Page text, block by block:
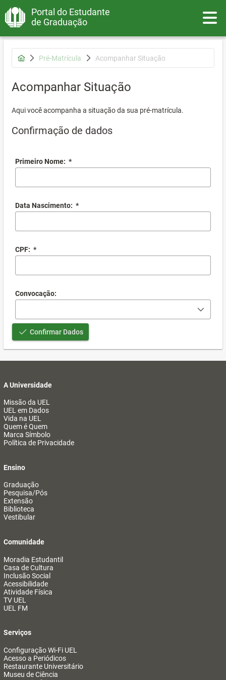
Portal do Estudante
de Graduação
Pré-Matrícula Acompanhar Situação
Acompanhar Situação
Aqui você acompanha a situação da sua pré-matrícula.
Confirmação de dados
Primeiro Nome: *
Data Nascimento: *
CPF: *
Convocação:
Confirmar Dados
A Universidade
Missão da UEL
UEL em Dados
Vida na UEL
Quem é Quem
Marca Símbolo
Política de Privacidade
Ensino
Graduação
Pesquisa/Pós
Extensão
Biblioteca
Vestibular
Comunidade
Moradia Estudantil
Casa de Cultura
Inclusão Social
Acessibilidade
Atividade Física
TV UEL
UEL FM
Serviços
Configuração Wi-Fi UEL
Acesso a Periódicos
Restaurante Universitário
Museu de Ciência